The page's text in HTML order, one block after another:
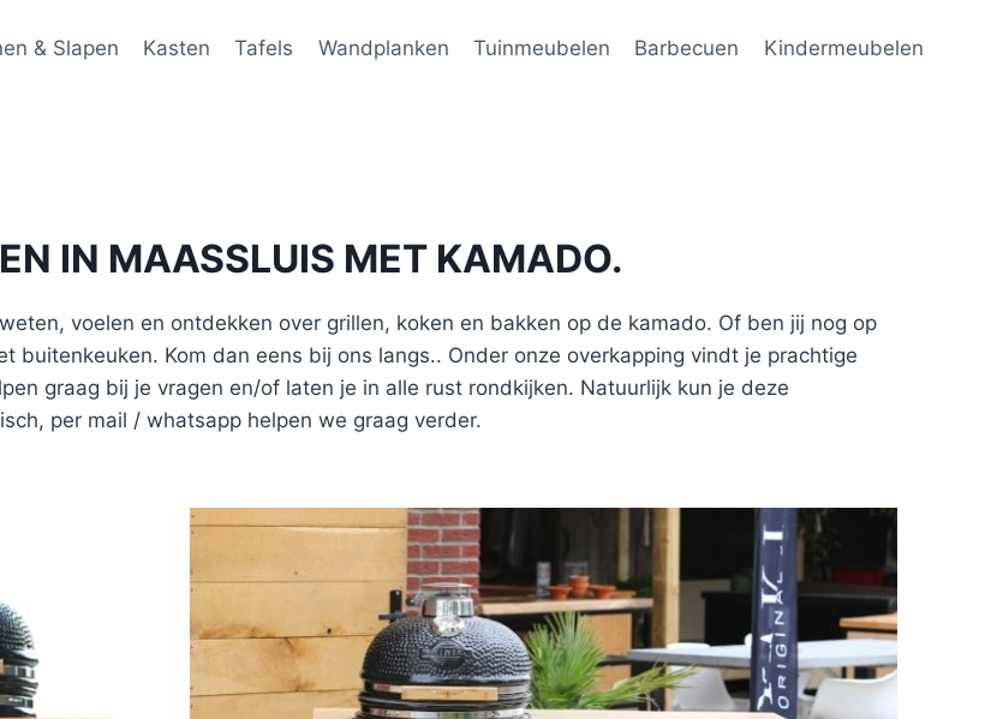
& Slapen Kasten Tafels Wandplanken Tuinmeubelen Barbecuen Kindermeubelen
IN MAASSLUIS MET KAMADO.
voelen en ontdekken over grillen, koken en bakken op de kamado. Of ben jij nog op
buitenkeuken. Kom dan eens bij ons langs.. Onder onze overkapping vindt je prachtige
graag bij je vragen en/of laten je in alle rust rondkijken. Natuurlijk kun je deze
per mail / whatsapp helpen we graag verder.